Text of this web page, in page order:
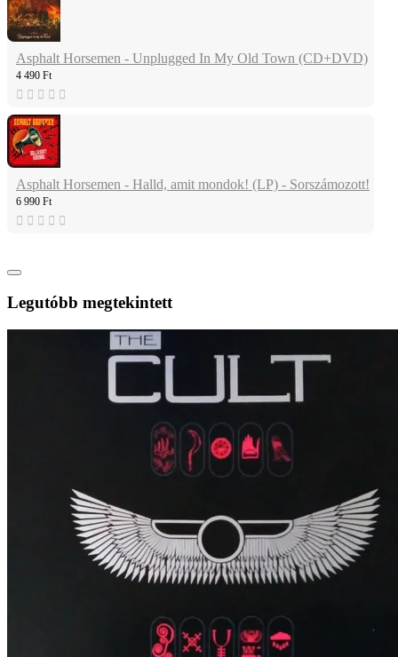
Asphalt Horsemen - Unplugged In My Old Town (CD+DVD)
4 490 Ft
Asphalt Horsemen - Halld, amit mondok! (LP) - Sorszámozott!
6 990 Ft
Legutóbb megtekintett